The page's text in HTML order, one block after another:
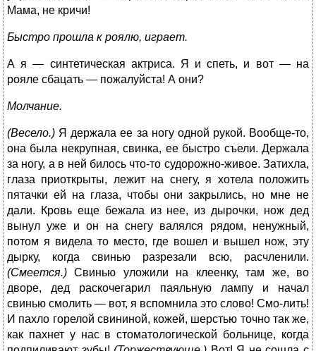
Мама, не кричи!
Быстро прошла к роялю, играет.
А я — синтетическая актриса. Я и спеть, и вот — на
рояле сбацать — пожалуйста! А они?
Молчание.
(Весело.) Я держала ее за ногу одной рукой. Вообще-то,
она была некрупная, свинка, ее быстро съели. Держала
за ногу, а в ней билось что-то судорожно-живое. Затихла,
глаза приоткрыты, лежит на снегу, я хотела положить
пятачки ей на глаза, чтобы они закрылись, но мне не
дали. Кровь еще бежала из нее, из дырочки, нож дед
вынул уже и он на снегу валялся рядом, ненужный,
потом я видела то место, где вошел и вышел нож, эту
дырку, когда свинью разрезали всю, расчленили.
(Смеется.) Свинью уложили на клеенку, там же, во
дворе, дед раскочегарил паяльную лампу и начал
свинью смолить — вот, я вспомнила это слово! Смо-лить!
И пахло горелой свининой, кожей, шерстью точно так же,
как пахнет у нас в стоматологической больнице, когда